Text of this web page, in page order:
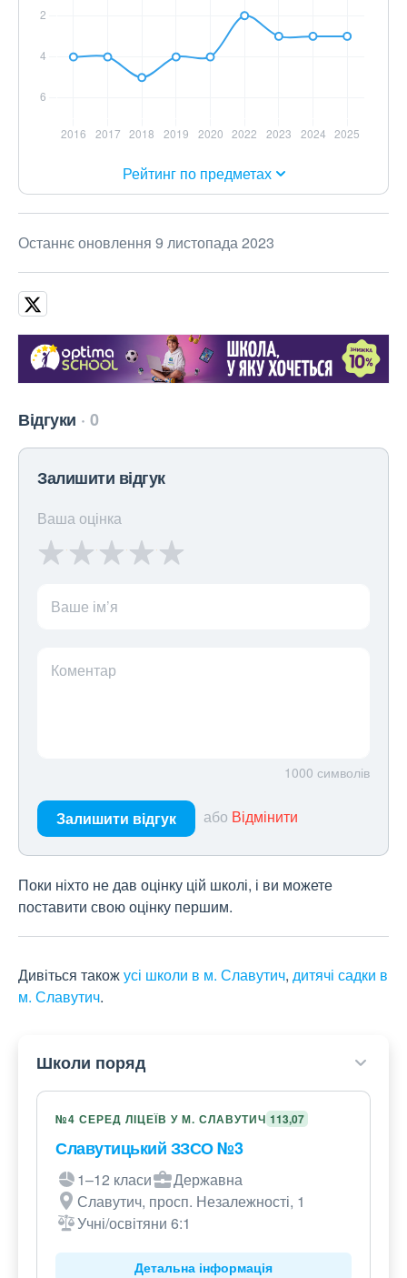
Рейтинг по предметах
Останнє оновлення 9 листопада 2023
Відгуки 0
Залишити відгук
Ваша оцінка
Ваше ім’я
Коментар
1000 символів
Залишити відгук або Відмінити
Поки ніхто не дав оцінку цій школі, і ви можете
поставити свою оцінку першим.
Дивіться такожусі школи в м. Славутич, дитячі садки в
м. Славутич.
Школи поряд
№4 СЕРЕД ЛІЦЕЇВ У М. СЛАВУТИЧ 113,07
Славутицький ЗЗСО №3
1–12 класи
Державна
Славутич, просп. Незалежності, 1
Учні/освітяни 6:1
Детальна інформація